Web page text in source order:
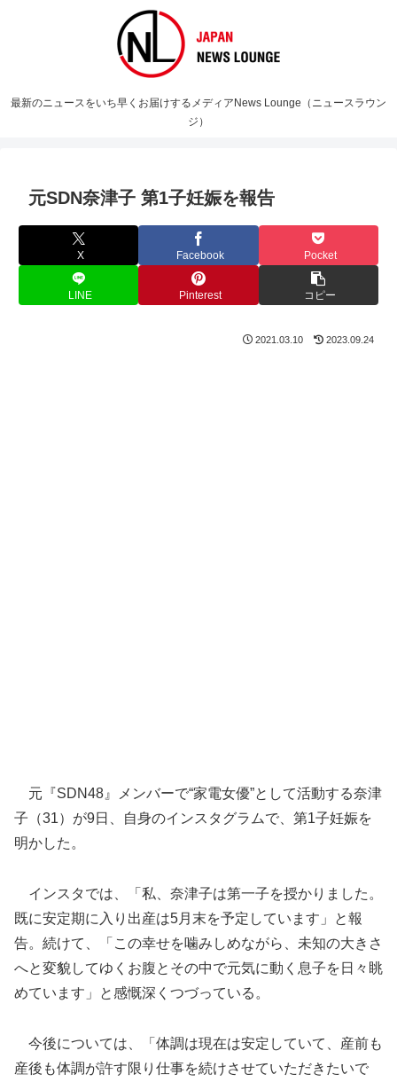
最新のニュースをいち早くお届けするメディアNews Lounge（ニュースラウン
ジ）
元SDN奈津子 第1子妊娠を報告
X Facebook Pocket
LINE Pinterest コピー
2021.03.10 2023.09.24
元『SDN48』メンバーで“家電女優”として活動する奈津
子（31）が9日、自身のインスタグラムで、第1子妊娠を
明かした。
インスタでは、「私、奈津子は第一子を授かりました。
既に安定期に入り出産は5月末を予定しています」と報
告。続けて、「この幸せを噛みしめながら、未知の大きさ
へと変貌してゆくお腹とその中で元気に動く息子を日々眺
めています」と感慨深くつづっている。
今後については、「体調は現在は安定していて、産前も
産後も体調が許す限り仕事を続けさせていただきたいで